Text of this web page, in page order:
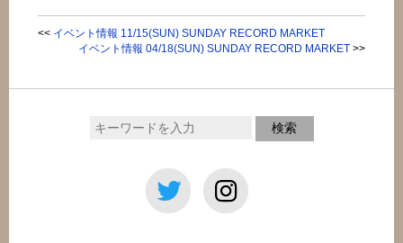
<< イベント情報 11/15(SUN) SUNDAY RECORD MARKET
イベント情報 04/18(SUN) SUNDAY RECORD MARKET>>